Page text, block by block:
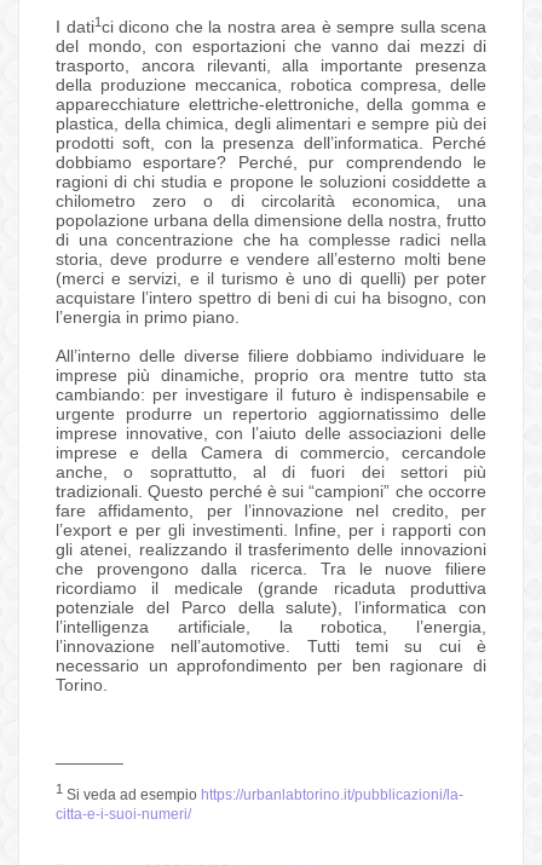
I dati1ci dicono che la nostra area è sempre sulla scena
del mondo, con esportazioni che vanno dai mezzi di
trasporto, ancora rilevanti, alla importante presenza
della produzione meccanica, robotica compresa, delle
apparecchiature elettriche-elettroniche, della gomma e
plastica, della chimica, degli alimentari e sempre più dei
prodotti soft, con la presenza dell’informatica. Perché
dobbiamo esportare? Perché, pur comprendendo le
ragioni di chi studia e propone le soluzioni cosiddette a
chilometro zero o di circolarità economica, una
popolazione urbana della dimensione della nostra, frutto
di una concentrazione che ha complesse radici nella
storia, deve produrre e vendere all’esterno molti bene
(merci e servizi, e il turismo è uno di quelli) per poter
acquistare l’intero spettro di beni di cui ha bisogno, con
l’energia in primo piano.
All’interno delle diverse filiere dobbiamo individuare le
imprese più dinamiche, proprio ora mentre tutto sta
cambiando: per investigare il futuro è indispensabile e
urgente produrre un repertorio aggiornatissimo delle
imprese innovative, con l’aiuto delle associazioni delle
imprese e della Camera di commercio, cercandole
anche, o soprattutto, al di fuori dei settori più
tradizionali. Questo perché è sui “campioni” che occorre
fare affidamento, per l’innovazione nel credito, per
l’export e per gli investimenti. Infine, per i rapporti con
gli atenei, realizzando il trasferimento delle innovazioni
che provengono dalla ricerca. Tra le nuove filiere
ricordiamo il medicale (grande ricaduta produttiva
potenziale del Parco della salute), l’informatica con
l’intelligenza artificiale, la robotica, l’energia,
l’innovazione nell’automotive. Tutti temi su cui è
necessario un approfondimento per ben ragionare di
Torino.
1 Si veda ad esempio https://urbanlabtorino.it/pubblicazioni/la-
citta-e-i-suoi-numeri/